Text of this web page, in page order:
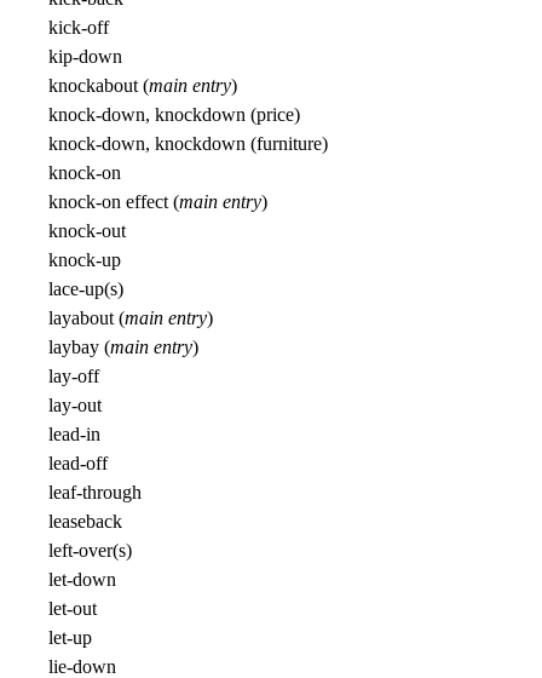
kick-off
kip-down
knockabout (main entry)
knock-down, knockdown (price)
knock-down, knockdown (furniture)
knock-on
knock-on effect (main entry)
knock-out
knock-up
lace-up(s)
layabout (main entry)
laybay (main entry)
lay-off
lay-out
lead-in
lead-off
leaf-through
leaseback
left-over(s)
let-down
let-out
let-up
lie-down